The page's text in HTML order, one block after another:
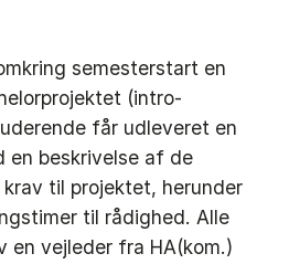
semesterstart en
(intro-
får udleveret en
en beskrivelse af de
til projektet, herunder
til rådighed. Alle
en vejleder fra HA(kom.)